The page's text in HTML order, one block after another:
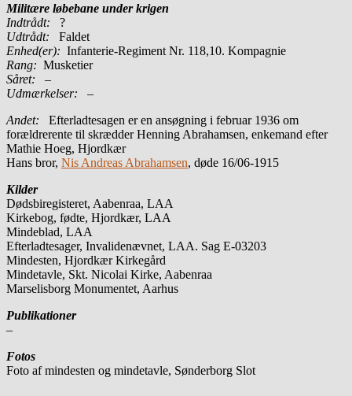
Militære løbebane under krigen
Indtrådt: ?
Udtrådt: Faldet
Enhed(er): Infanterie-Regiment Nr. 118,10. Kompagnie
Rang: Musketier
Såret: –
Udmærkelser: –
Andet: Efterladtesagen er en ansøgning i februar 1936 om
forældrerente til skrædder Henning Abrahamsen, enkemand efter
Mathie Hoeg, Hjordkær
Hans bror, Nis Andreas Abrahamsen, døde 16/06-1915
Kilder
Dødsbiregisteret, Aabenraa, LAA
Kirkebog, fødte, Hjordkær, LAA
Mindeblad, LAA
Efterladtesager, Invalidenævnet, LAA. Sag E-03203
Mindesten, Hjordkær Kirkegård
Mindetavle, Skt. Nicolai Kirke, Aabenraa
Marselisborg Monumentet, Aarhus
Publikationer
–
Fotos
Foto af mindesten og mindetavle, Sønderborg Slot